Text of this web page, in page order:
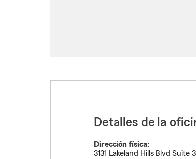
Detalles de la
Dirección física:
3131 Lakeland Hills Blvd Suite 3